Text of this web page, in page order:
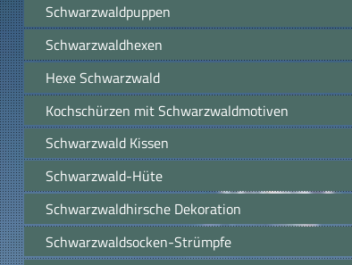
Schwarzwaldpuppen
Schwarzwaldhexen
Hexe Schwarzwald
Kochschürzen mit Schwarzwaldmotiven
Schwarzwald Kissen
Schwarzwald-Hüte
Schwarzwaldhirsche Dekoration
Schwarzwaldsocken-Strümpfe